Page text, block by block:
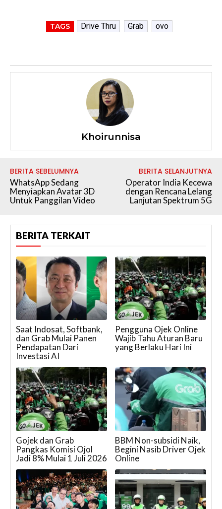
TAGS Drive Thru Grab ovo
Khoirunnisa
BERITA SEBELUMNYA
WhatsApp Sedang
Menyiapkan Avatar 3D
Untuk Panggilan Video
BERITA SELANJUTNYA
Operator India Kecewa
dengan Rencana Lelang
Lanjutan Spektrum 5G
BERITA TERKAIT
Saat Indosat, Softbank,
dan Grab Mulai Panen
Pendapatan Dari
Investasi AI
Pengguna Ojek Online
Wajib Tahu Aturan Baru
yang Berlaku Hari Ini
Gojek dan Grab
Pangkas Komisi Ojol
Jadi 8% Mulai 1 Juli 2026
BBM Non-subsidi Naik,
Begini Nasib Driver Ojek
Online